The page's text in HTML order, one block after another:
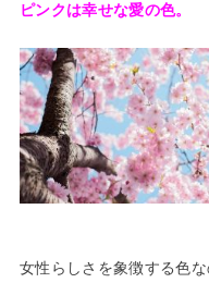
ピンクは幸せな愛の色。
女性らしさを象徴する色